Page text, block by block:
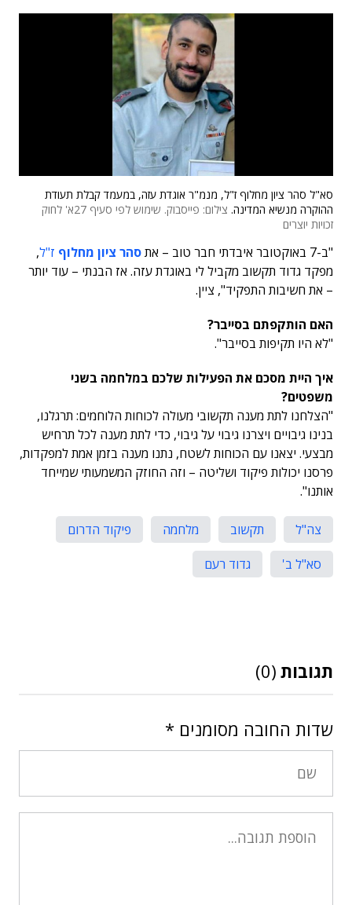
סא"ל סהר ציון מחלוף ז"ל, מנמ"ר אוגדת עזה, במעמד קבלת תעודת
ההוקרה מנשיא המדינה.
צילום: פייסבוק. שימוש לפי סעיף 27א' לחוק
זכויות יוצרים
"ב-7 באוקטובר איבדתי חבר טוב – את סהר ציון מחלוף ז"ל,
מפקד גדוד תקשוב מקביל לי באוגדת עזה. אז הבנתי – עוד יותר
– את חשיבות התפקיד", ציין.
האם הותקפתם בסייבר?
"לא היו תקיפות בסייבר".
איך היית מסכם את הפעילות שלכם במלחמה בשני
משפטים?
"הצלחנו לתת מענה תקשובי מעולה לכוחות הלוחמים: תרגלנו,
בנינו גיבויים ויצרנו גיבוי על גיבוי, כדי לתת מענה לכל תרחיש
מבצעי. יצאנו עם הכוחות לשטח, נתנו מענה בזמן אמת למפקדות,
פרסנו יכולות פיקוד ושליטה – וזה החוזק המשמעותי שמייחד
אותנו".
צה"ל תקשוב מלחמה
פיקוד הדרום
סא"ל ב'
גדוד רעם
תגובות (0)
שדות החובה מסומנים *